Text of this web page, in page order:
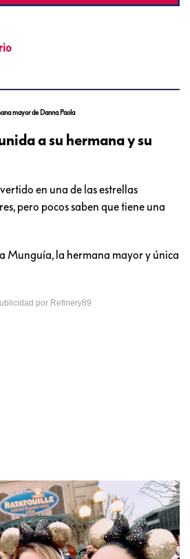
mayor de Danna Paola
a su hermana y su
en una de las estrellas
pero pocos saben que tiene una
Munguía, la hermana mayor y única
por Refinery89